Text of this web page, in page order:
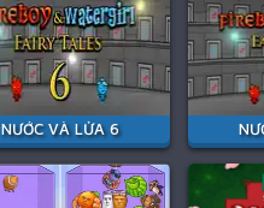
NƯỚC VÀ LỬA 6